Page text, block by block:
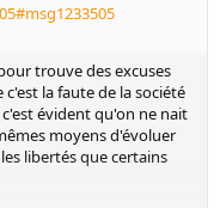
trouve des excuses
la faute de la société
évident qu'on ne nait
moyens d'évoluer
libertés que certains